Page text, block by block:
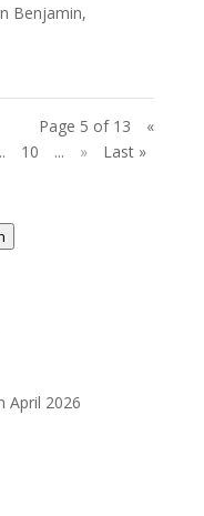
Benjamin,
Page 5 of 13
«
10 ... » Last »
April 2026